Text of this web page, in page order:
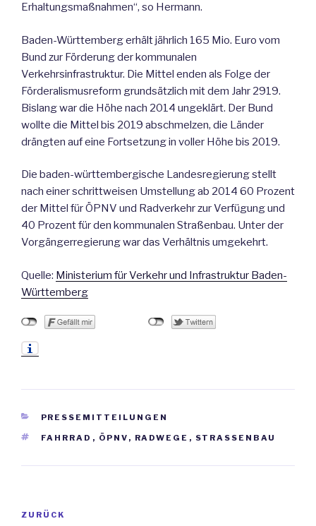
Erhaltungsmaßnahmen“, so Hermann.
Baden-Württemberg erhält jährlich 165 Mio. Euro vom
Bund zur Förderung der kommunalen
Verkehrsinfrastruktur. Die Mittel enden als Folge der
Förderalismusreform grundsätzlich mit dem Jahr 2919.
Bislang war die Höhe nach 2014 ungeklärt. Der Bund
wollte die Mittel bis 2019 abschmelzen, die Länder
drängten auf eine Fortsetzung in voller Höhe bis 2019.
Die baden-württembergische Landesregierung stellt
nach einer schrittweisen Umstellung ab 2014 60 Prozent
der Mittel für ÖPNV und Radverkehr zur Verfügung und
40 Prozent für den kommunalen Straßenbau. Unter der
Vorgängerregierung war das Verhältnis umgekehrt.
Quelle: Ministerium für Verkehr und Infrastruktur Baden-
Württemberg
KATEGORIEN
PRESSEMITTEILUNGEN
SCHLAGWÖRTER
FAHRRAD , ÖPNV , RADWEGE , STRASSENBAU
Beitrags-
Vorheriger
ZURÜCK